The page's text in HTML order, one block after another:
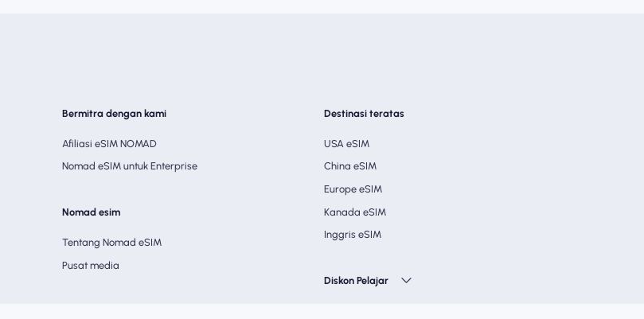
Bermitra dengan kami
Afiliasi eSIM NOMAD
Nomad eSIM untuk Enterprise
Nomad esim
Tentang Nomad eSIM
Pusat media
Destinasi teratas
USA eSIM
China eSIM
Europe eSIM
Kanada eSIM
Inggris eSIM
Diskon Pelajar